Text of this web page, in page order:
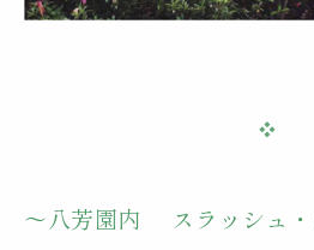
❖
～八芳園内 スラッシュ・